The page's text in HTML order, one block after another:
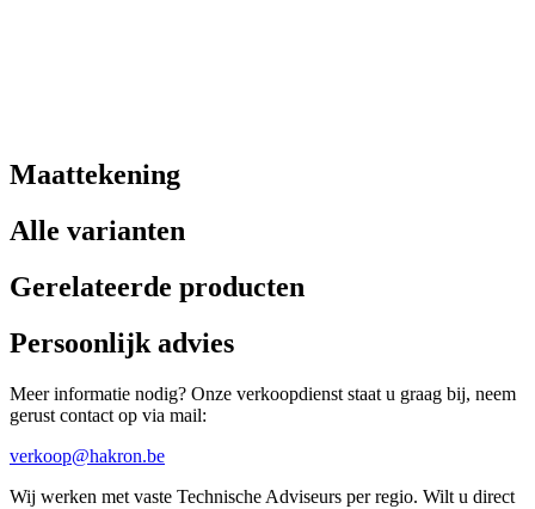
Maattekening
Alle varianten
Gerelateerde producten
Persoonlijk advies
Meer informatie nodig? Onze verkoopdienst staat u graag bij, neem
gerust contact op via mail:
verkoop@hakron.be
Wij werken met vaste Technische Adviseurs per regio. Wilt u direct